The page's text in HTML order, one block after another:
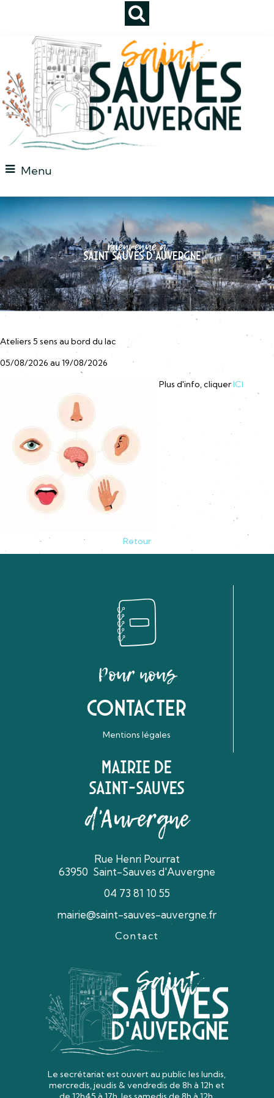
Menu
Bienvenue à
Saint Sauves d'auvergne
Ateliers 5 sens au bord du lac
05/08/2026 au 19/08/2026
Plus d'info, cliquerICI
Retour
Pour nous
Contacter
Mentions légales
Mairie de
Saint-Sauves
d'Auvergne
Rue Henri Pourrat
63950 Saint-Sauves d'Auvergne
04 73 81 10 55
mairie@saint-sauves-auvergne.fr
Contact
Le secrétariat est ouvert au public les lundis,
mercredis, jeudis & vendredisde 8h à 12h et